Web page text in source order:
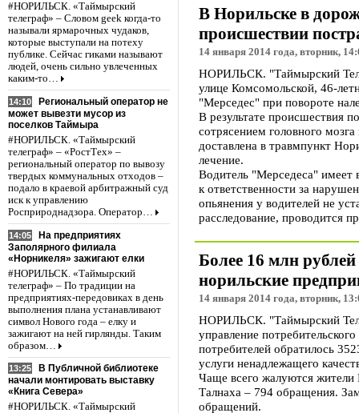
#НОРИЛЬСК. «Таймырский
телеграф» – Словом geek когда-то
называли ярмарочных чудаков,
которые выступали на потеху
публике. Сейчас гиками называют
людей, очень сильно увлеченных
каким-то…
14:10
Региональный оператор не
может вывезти мусор из
поселков Таймыра
#НОРИЛЬСК. «Таймырский
телеграф» – «РостТех» –
региональный оператор по вывозу
твердых коммунальных отходов –
подало в краевой арбитражный суд
иск к управлению
Росприроднадзора. Оператор…
14:05
На предприятиях
Заполярного филиала
«Норникеля» зажигают елки
#НОРИЛЬСК. «Таймырский
телеграф» – По традиции на
предприятиях-передовиках в день
выполнения плана устанавливают
символ Нового года – елку и
зажигают на ней гирлянды. Таким
образом…
13:25
В Публичной библиотеке
начали монтировать выставку
«Книга Севера»
#НОРИЛЬСК. «Таймырский
В Норильске в
происшествии
14 января 2014 года, вторник,
НОРИЛЬСК. "Таймырский
улице Комсомольской, 46-
"Мерседес" при повороте
В результате происшествия
сотрясением головного
доставлена в травмпункт
лечение.
Водитель "Мерседеса" имеет
к ответственности за
опьянения у водителей не
расследование, проводится
Более 16 млн
норильские
14 января 2014 года, вторник,
НОРИЛЬСК. "Таймырский
управление
потребителей обратилось
услуги ненадлежащего
Чаще всего жалуются
Талнаха – 794 обращения.
обращений.